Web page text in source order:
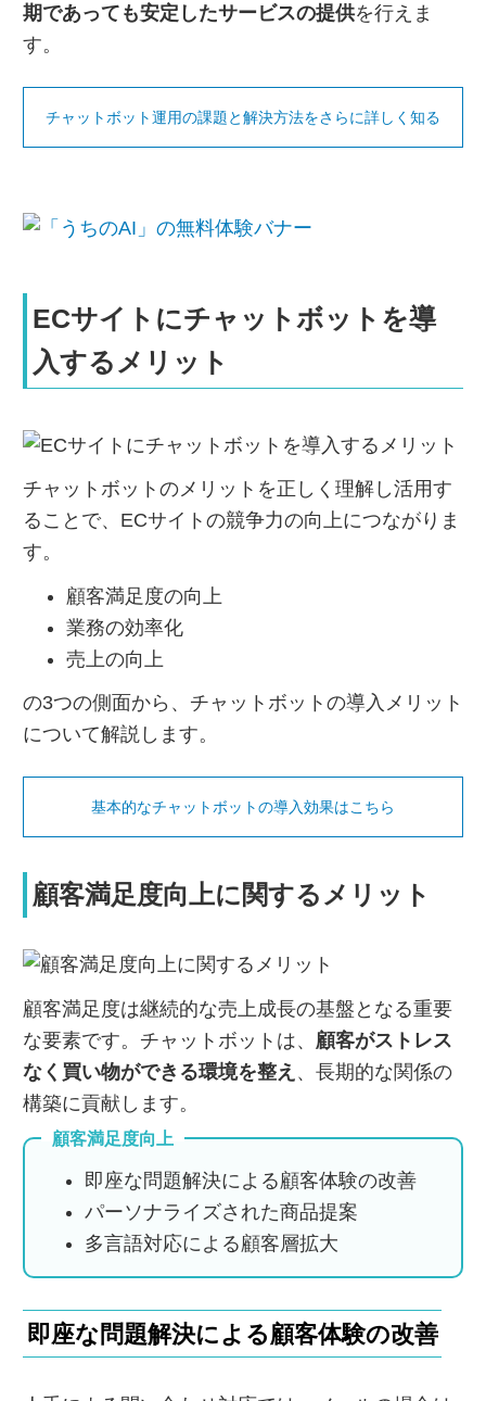
期であっても安定したサービスの提供を行えま
す。
チャットボット運用の課題と解決方法をさらに詳しく知る
ECサイトにチャットボットを導
入するメリット
チャットボットのメリットを正しく理解し活用す
ることで、ECサイトの競争力の向上につながりま
す。
顧客満足度の向上
業務の効率化
売上の向上
の3つの側面から、チャットボットの導入メリット
について解説します。
基本的なチャットボットの導入効果はこちら
顧客満足度向上に関するメリット
顧客満足度は継続的な売上成長の基盤となる重要
な要素です。チャットボットは、 顧客がストレス
なく買い物ができる環境を整え 、長期的な関係の
構築に貢献します。
顧客満足度向上
即座な問題解決による顧客体験の改善
パーソナライズされた商品提案
多言語対応による顧客層拡大
即座な問題解決による顧客体験の改善